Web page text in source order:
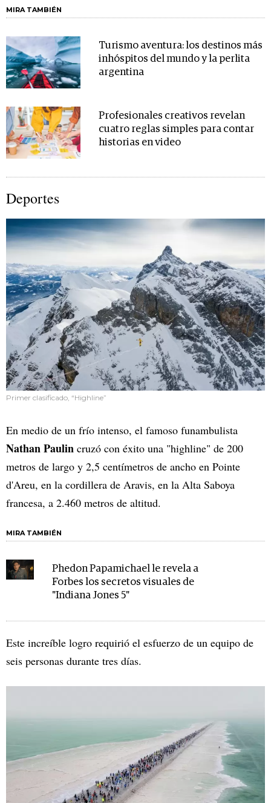
MIRA TAMBIÉN
Turismo aventura: los destinos más
inhóspitos del mundo y la perlita
argentina
Profesionales creativos revelan
cuatro reglas simples para contar
historias en video
Deportes
Primer clasificado, “Highline”
En medio de un frío intenso, el famoso funambulista
Nathan Paulin cruzó con éxito una "highline" de 200
metros de largo y 2,5 centímetros de ancho en Pointe
d'Areu, en la cordillera de Aravis, en la Alta Saboya
francesa, a 2.460 metros de altitud.
MIRA TAMBIÉN
Phedon Papamichael le revela a
Forbes los secretos visuales de
"Indiana Jones 5"
Este increíble logro requirió el esfuerzo de un equipo de
seis personas durante tres días.